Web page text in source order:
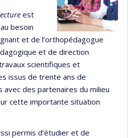
est
besoin
et de l’orthopédagogue
et de direction
scientifiques et
issus de trente ans de
avec des partenaires du milieu
cette importante situation
permis d’étudier et de